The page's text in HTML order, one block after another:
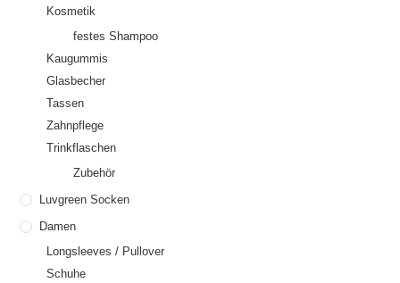
Kosmetik
festes Shampoo
Kaugummis
Glasbecher
Tassen
Zahnpflege
Trinkflaschen
Zubehör
Luvgreen Socken
Damen
Longsleeves / Pullover
Schuhe